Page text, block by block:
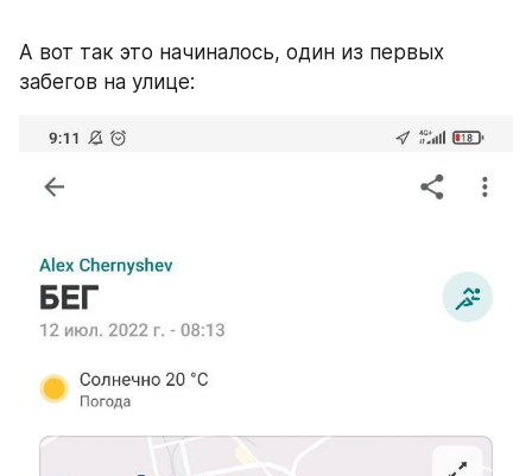
А вот так это начиналось, один из первых
забегов на улице: